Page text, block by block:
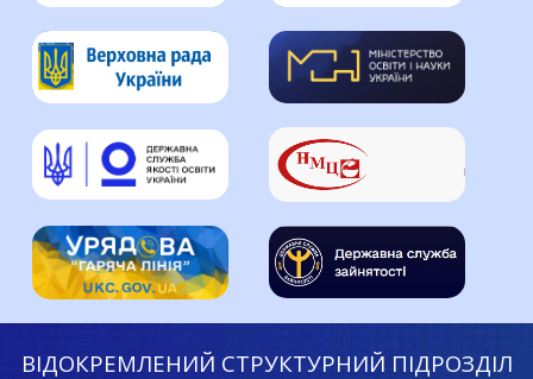
ВІДОКРЕМЛЕНИЙ СТРУКТУРНИЙ ПІДРОЗДІЛ